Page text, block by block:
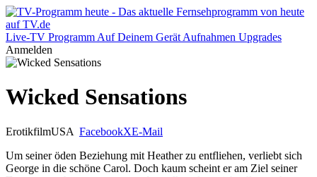
Live-TV Programm Auf Deinem Gerät Aufnahmen Upgrades
Anmelden
Wicked Sensations
ErotikfilmUSA FacebookXE-Mail
Um seiner öden Beziehung mit Heather zu entfliehen, verliebt sich
George in die schöne Carol. Doch kaum scheint er am Ziel seiner